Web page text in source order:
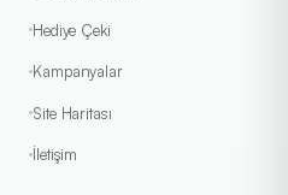
Hediye Çeki
Kampanyalar
Site Haritası
İletişim